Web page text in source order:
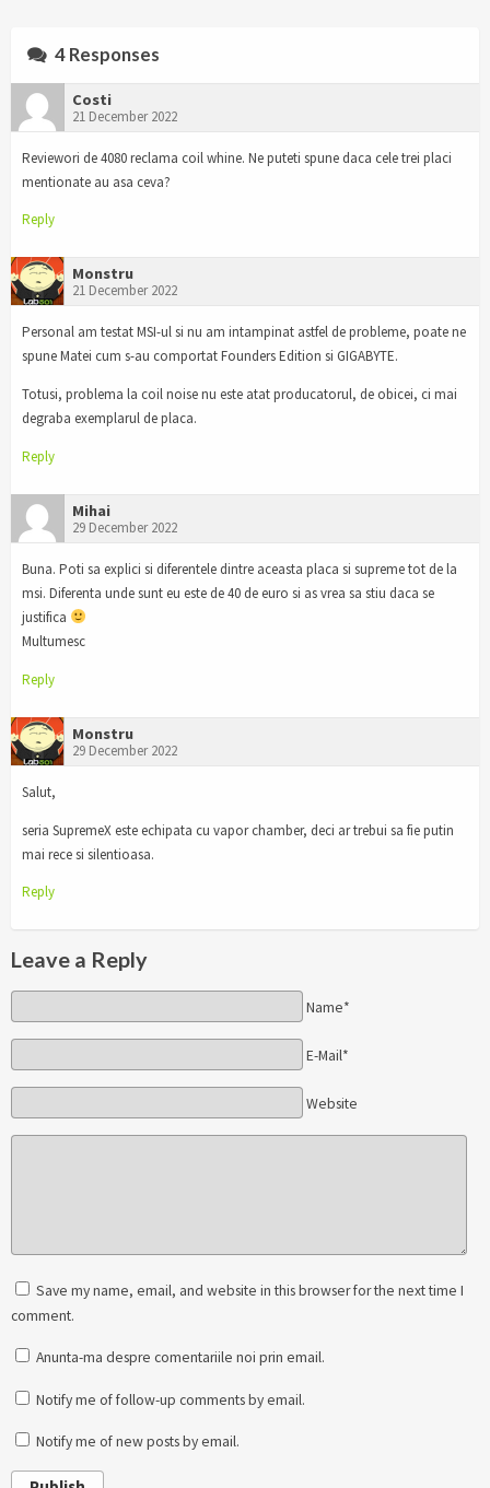
4 Responses
Costi
21 December 2022
Reviewori de 4080 reclama coil whine. Ne puteti spune daca cele trei placi
mentionate au asa ceva?
Reply
Monstru
21 December 2022
Personal am testat MSI-ul si nu am intampinat astfel de probleme, poate ne
spune Matei cum s-au comportat Founders Edition si GIGABYTE.
Totusi, problema la coil noise nu este atat producatorul, de obicei, ci mai
degraba exemplarul de placa.
Reply
Mihai
29 December 2022
Buna. Poti sa explici si diferentele dintre aceasta placa si supreme tot de la
msi. Diferenta unde sunt eu este de 40 de euro si as vrea sa stiu daca se
justifica
Multumesc
Reply
Monstru
29 December 2022
Salut,
seria SupremeX este echipata cu vapor chamber, deci ar trebui sa fie putin
mai rece si silentioasa.
Reply
Leave a Reply
Name*
E-Mail*
Website
Save my name, email, and website in this browser for the next time I
comment.
Anunta-ma despre comentariile noi prin email.
Notify me of follow-up comments by email.
Notify me of new posts by email.